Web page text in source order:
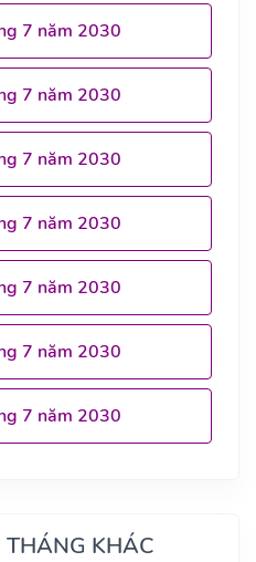
7 năm 2030
7 năm 2030
7 năm 2030
7 năm 2030
7 năm 2030
7 năm 2030
7 năm 2030
THÁNG KHÁC